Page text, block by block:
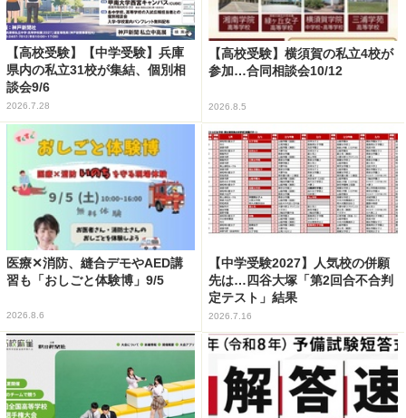
【高校受験】【中学受験】兵庫
県内の私立31校が集結、個別相
談会9/6
2026.7.28
【高校受験】横須賀の私立4校が
参加…合同相談会10/12
2026.8.5
医療✕消防、縫合デモやAED講
習も「おしごと体験博」9/5
2026.8.6
【中学受験2027】人気校の併願
先は…四谷大塚「第2回合不合判
定テスト」結果
2026.7.16